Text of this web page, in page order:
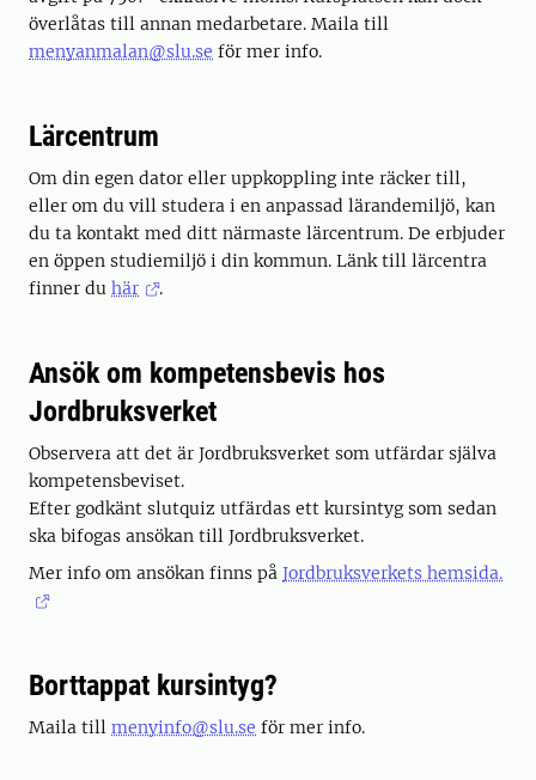
överlåtas till annan medarbetare. Maila till
menyanmalan@slu.se för mer info.
Lärcentrum
Om din egen dator eller uppkoppling inte räcker till,
eller om du vill studera i en anpassad lärandemiljö, kan
du ta kontakt med ditt närmaste lärcentrum. De erbjuder
en öppen studiemiljö i din kommun. Länk till lärcentra
finner du här .
Ansök om kompetensbevis hos
Jordbruksverket
Observera att det är Jordbruksverket som utfärdar själva
kompetensbeviset.
Efter godkänt slutquiz utfärdas ett kursintyg som sedan
ska bifogas ansökan till Jordbruksverket.
Mer info om ansökan finns på Jordbruksverkets hemsida.
Borttappat kursintyg?
Maila till menyinfo@slu.se för mer info.